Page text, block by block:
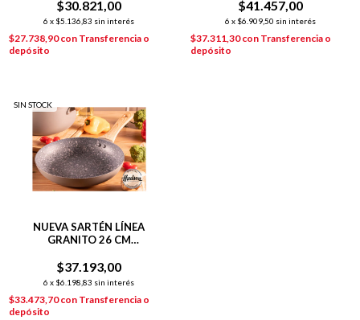
$30.821,00
6 x $5.136,83 sin interés
$27.738,90con Transferencia o
depósito
$41.457,00
6 x $6.909,50 sin interés
$37.311,30con Transferencia o
depósito
SIN STOCK
NUEVA SARTÉN LÍNEA
GRANITO 26 CM
$37.193,00
6 x $6.198,83 sin interés
$33.473,70con Transferencia o
depósito